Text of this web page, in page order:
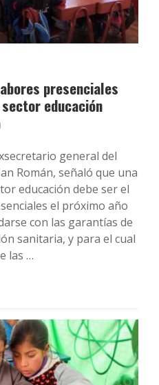
presenciales
educación
general del
Román, señaló que una
educación debe ser el
el próximo año
con las garantías de
sanitaria, y para el cual
las …